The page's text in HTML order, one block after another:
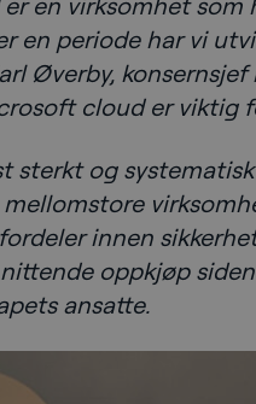
en periode har vi
Øverby,
cloud er viktig
sterkt og
innen
oppkjøp
ansatte.